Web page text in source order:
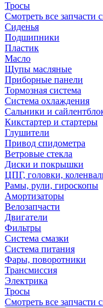
Тросы
Смотреть все запчасти
Сиденья
Подшипники
Пластик
Масло
Щупы масляные
Приборные панели
Тормозная система
Система охлаждения
Сальники и
Кикстартер и стартеры
Глушители
Привод спидометра
Ветровые стекла
Диски и покрышки
ЦПГ, головки,
Рамы, рули, гироскопы
Амортизаторы
Велозапчасти
Двигатели
Фильтры
Система смазки
Система питания
Фары, поворотники
Трансмиссия
Электрика
Тросы
Смотреть все запчасти